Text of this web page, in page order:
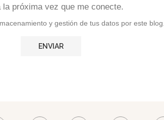
próxima vez que me conecte.
y gestión de tus datos por este